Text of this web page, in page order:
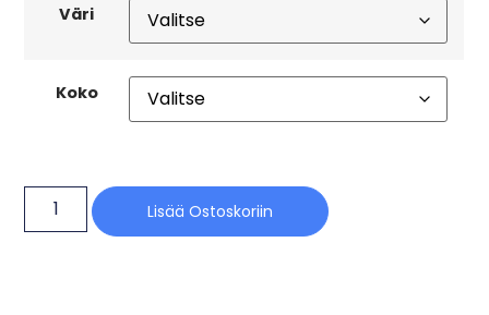
Väri
Koko
Lisää Ostoskoriin